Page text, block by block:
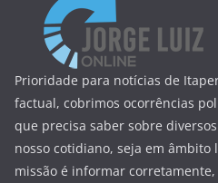
Prioridade para notícias de
factual, cobrimos ocorrências
que precisa saber sobre
nosso cotidiano, seja em âmbito
missão é informar